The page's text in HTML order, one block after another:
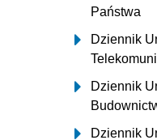
Państwa
Dziennik
Dziennik
Dziennik